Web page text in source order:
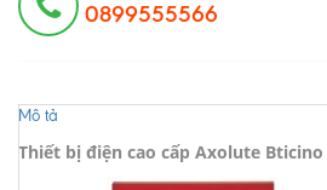
0899555566
Mô tả
Thiết bị điện cao cấp Axolute Bticino